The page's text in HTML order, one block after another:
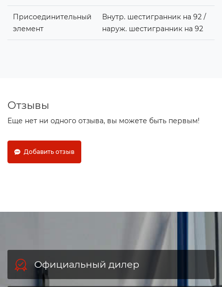
Присоединительный
элемент
Внутр. шестигранник на 92 /
наруж. шестигранник на 92
Отзывы
Еще нет ни одного отзыва, вы можете быть первым!
Добавить отзыв
Официальный дилер